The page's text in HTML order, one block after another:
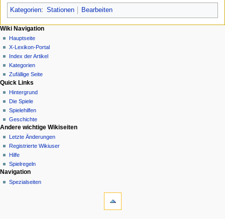
Kategorien: Stationen Bearbeiten
N
a
v
g
a
o
n
s
m
e
n
ü
Seitenaktionen
Seite
Diskussion
Lesen
Quelltext
anzeigen
Versionsgeschichte
Meine Werkzeuge
Anmelden
Wiki Navigation
Hauptseite
X-Lexikon-Portal
Index der Artikel
Kategorien
Zufällige Seite
Quick Links
Hintergrund
Die Spiele
Spielehilfen
Geschichte
Andere wichtige Wikiseiten
Letzte Änderungen
Registrierte Wikiuser
Hilfe
Spielregeln
Werkzeuge
Links
Navigation
Spezialseiten